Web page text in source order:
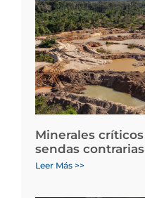
Minerales
sendas
Leer Más >>